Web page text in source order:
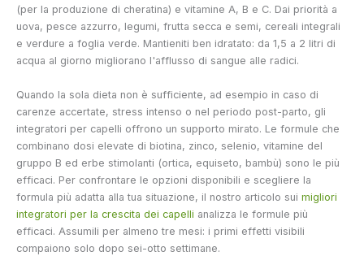
(per la produzione di cheratina) e vitamine A, B e C. Dai priorità a
uova, pesce azzurro, legumi, frutta secca e semi, cereali integrali
e verdure a foglia verde. Mantieniti ben idratato: da 1,5 a 2 litri di
acqua al giorno migliorano l'afflusso di sangue alle radici.
Quando la sola dieta non è sufficiente, ad esempio in caso di
carenze accertate, stress intenso o nel periodo post-parto, gli
integratori per capelli offrono un supporto mirato. Le formule che
combinano dosi elevate di biotina, zinco, selenio, vitamine del
gruppo B ed erbe stimolanti (ortica, equiseto, bambù) sono le più
efficaci. Per confrontare le opzioni disponibili e scegliere la
formula più adatta alla tua situazione, il nostro articolo sui migliori
integratori per la crescita dei capelli analizza le formule più
efficaci. Assumili per almeno tre mesi: i primi effetti visibili
compaiono solo dopo sei-otto settimane.